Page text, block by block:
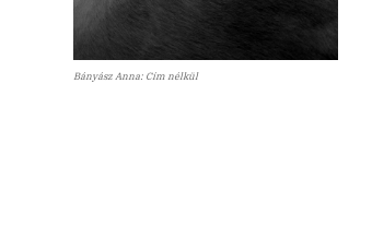
Bányász Anna: Cím nélkül